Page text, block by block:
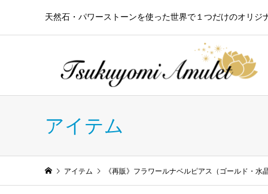
天然石・パワーストーンを使った世界で１つだけのオリジ
アイテム
アイテム 《再販》フラワールナベルピアス（ゴールド・水晶